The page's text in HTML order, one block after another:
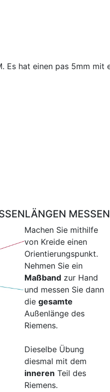
Es hat einen pas 5mm mit
MESSEN
Machen Sie mithilfe
von Kreide einen
Orientierungspunkt.
Nehmen Sie ein
Maßbandzur Hand
und messen Sie dann
die gesamte
Außenlänge des
Riemens.
Dieselbe Übung
diesmal mit dem
inneren Teil des
Riemens.